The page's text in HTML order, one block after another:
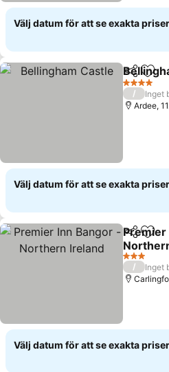
Välj datum för att se exakta priser
Dela
4 Stjärnor
/
Inget
Ardee,
Välj datum för att se exakta priser
Dela
Premier
Se priser
3 Stjärnor
/
Inget
Välj datum för att se exakta priser